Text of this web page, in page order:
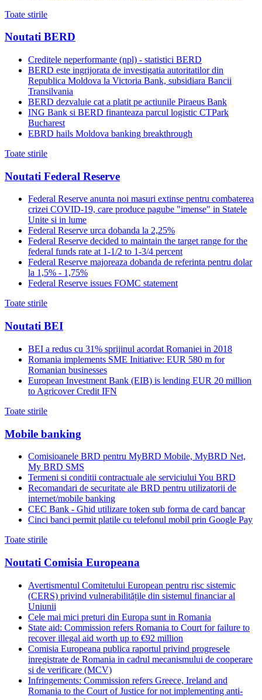
Toate stirile
Noutati BERD
Creditele neperformante (npl) - statistici BERD
BERD este ingrijorata de investigatia autoritatilor din
Republica Moldova la Victoria Bank, subsidiara Bancii
Transilvania
BERD dezvaluie cat a platit pe actiunile Piraeus Bank
ING Bank si BERD finanteaza parcul logistic CTPark
Bucharest
EBRD hails Moldova banking breakthrough
Toate stirile
Noutati Federal Reserve
Federal Reserve anunta noi masuri extinse pentru combaterea
crizei COVID-19, care produce pagube "imense" in Statele
Unite si in lume
Federal Reserve urca dobanda la 2,25%
Federal Reserve decided to maintain the target range for the
federal funds rate at 1-1/2 to 1-3/4 percent
Federal Reserve majoreaza dobanda de referinta pentru dolar
la 1,5% - 1,75%
Federal Reserve issues FOMC statement
Toate stirile
Noutati BEI
BEI a redus cu 31% sprijinul acordat Romaniei in 2018
Romania implements SME Initiative: EUR 580 m for
Romanian businesses
European Investment Bank (EIB) is lending EUR 20 million
to Agricover Credit IFN
Toate stirile
Mobile banking
Comisioanele BRD pentru MyBRD Mobile, MyBRD Net,
My BRD SMS
Termeni si conditii contractuale ale serviciului You BRD
Recomandari de securitate ale BRD pentru utilizatorii de
internet/mobile banking
CEC Bank - Ghid utilizare token sub forma de card bancar
Cinci banci permit platile cu telefonul mobil prin Google Pay
Toate stirile
Noutati Comisia Europeana
Avertismentul Comitetului European pentru risc sistemic
(CERS) privind vulnerabilitățile din sistemul financiar al
Uniunii
Cele mai mici preturi din Europa sunt in Romania
State aid: Commission refers Romania to Court for failure to
recover illegal aid worth up to €92 million
Comisia Europeana publica raportul privind progresele
inregistrate de Romania in cadrul mecanismului de cooperare
si de verificare (MCV)
Infringements: Commission refers Greece, Ireland and
Romania to the Court of Justice for not implementing anti-